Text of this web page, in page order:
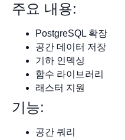
주요 내용:
PostgreSQL 확장
공간 데이터 저장
기하 인덱싱
함수 라이브러리
래스터 지원
기능:
공간 쿼리